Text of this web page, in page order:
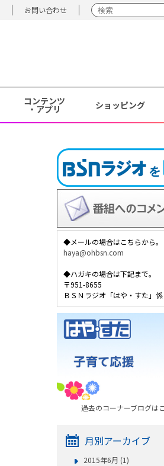
お問い合わせ
コンテンツ
・アプリ ショッピング
◆メールの場合はこちらから。
haya@ohbsn.com
◆ハガキの場合は下記まで。
〒951-8655
ＢＳＮラジオ「はや・すた」係
過去のコーナーブログは
月別アーカイブ
2015年6月 (1)